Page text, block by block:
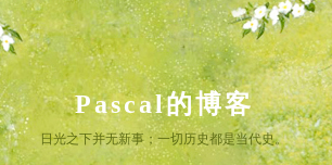
Pascal的博客
日光之下并无新事；一切历史都是当代史。